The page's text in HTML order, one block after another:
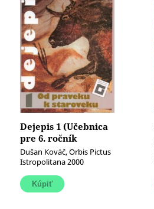
Dejepis 1 (Učebnica
pre 6. ročník
základných škôl)
(Od praveku k
staroveku)
Dušan Kováč, Orbis Pictus
Istropolitana 2000